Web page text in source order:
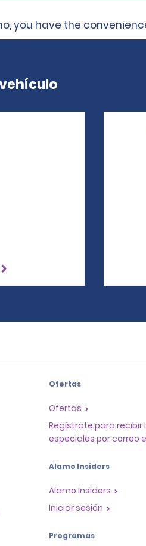
you have the
Ofertas
Ofertas
Regístrate para recibir
especiales por correo
Alamo Insiders
Alamo Insiders
Iniciar sesión
Programas